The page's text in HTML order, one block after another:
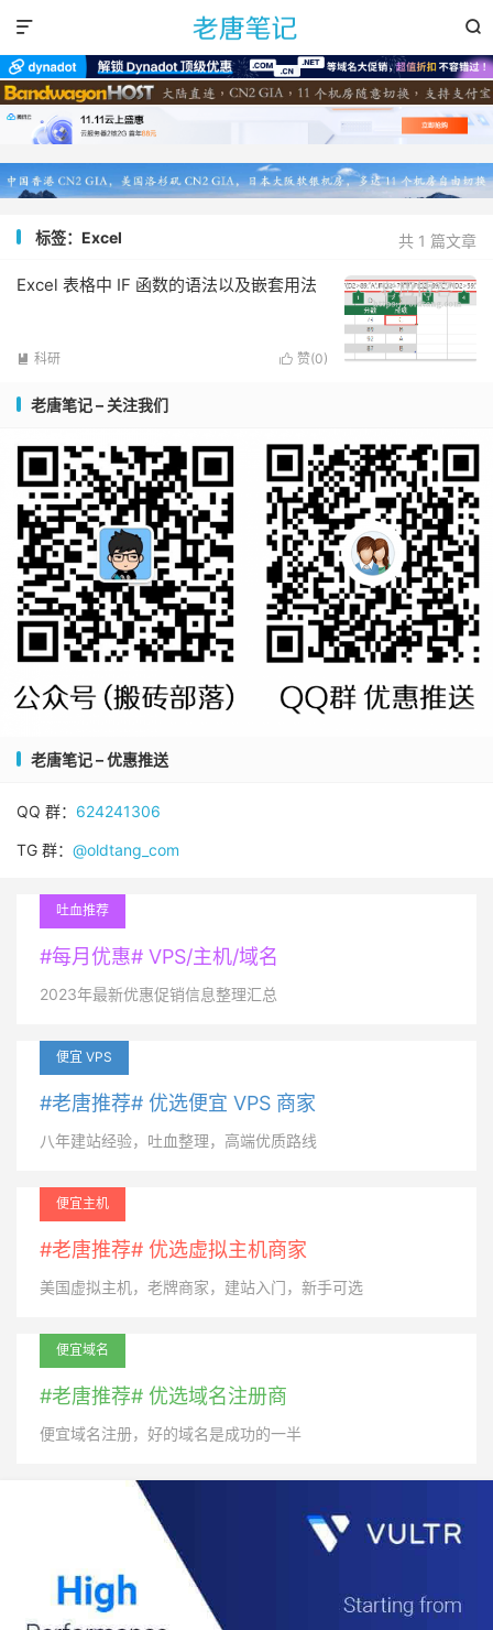


共 1 篇文章
标签：Excel
Excel 表格中 IF 函数的语法以及嵌套用法
 赞(0)
 科研
老唐笔记 – 关注我们
老唐笔记 – 优惠推送
QQ 群： 624241306
TG 群： @oldtang_com
吐血推荐
#每月优惠# VPS/主机/域名
2023年最新优惠促销信息整理汇总
便宜 VPS
#老唐推荐# 优选便宜 VPS 商家
八年建站经验，吐血整理，高端优质路线
便宜主机
#老唐推荐# 优选虚拟主机商家
美国虚拟主机，老牌商家，建站入门，新手可选
便宜域名
#老唐推荐# 优选域名注册商
便宜域名注册，好的域名是成功的一半